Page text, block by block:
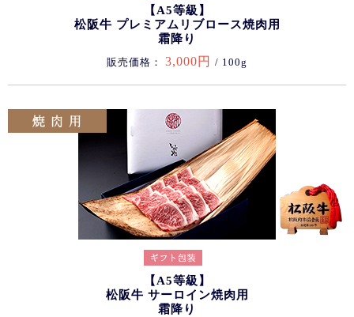
【A5等級】
松阪牛 プレミアムリブロース焼肉用
霜降り
販売価格： 3,000円 / 100g
【A5等級】
松阪牛 サーロイン焼肉用
霜降り